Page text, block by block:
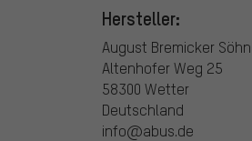
Hersteller:
August Bremicker
Altenhofer Weg 25
58300 Wetter
Deutschland
info@abus.de